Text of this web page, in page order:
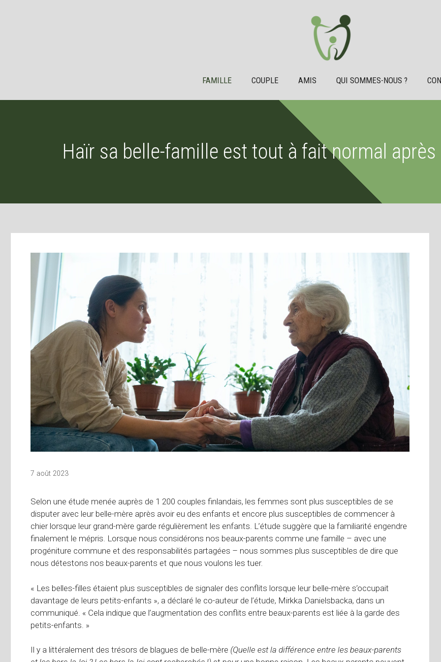
FAMILLE COUPLE AMIS QUI SOMMES-NOUS ?
Haïr sa belle-famille est tout à fait normal
7 août 2023
Selon une étude menée auprès de 1 200 couples finlandais, les femmes sont plus susceptibles de se
disputer avec leur belle-mère après avoir eu des enfants et encore plus susceptibles de commencer à
chier lorsque leur grand-mère garde régulièrement les enfants. L’étude suggère que la familiarité engendre
finalement le mépris. Lorsque nous considérons nos beaux-parents comme une famille – avec une
progéniture commune et des responsabilités partagées – nous sommes plus susceptibles de dire que
nous détestons nos beaux-parents et que nous voulons les tuer.
« Les belles-filles étaient plus susceptibles de signaler des conflits lorsque leur belle-mère s’occupait
davantage de leurs petits-enfants », a déclaré le co-auteur de l’étude, Mirkka Danielsbacka, dans un
communiqué. « Cela indique que l’augmentation des conflits entre beaux-parents est liée à la garde des
petits-enfants. »
Il y a littéralement des trésors de blagues de belle-mère (Quelle est la différence entre les beaux-parents